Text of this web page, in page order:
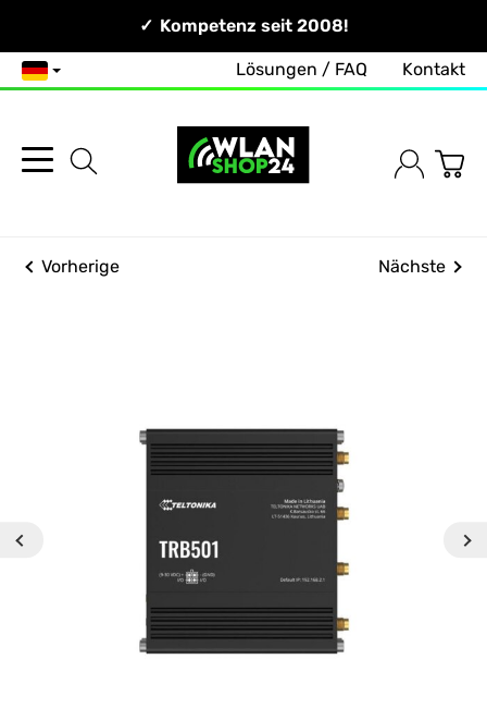
Persönlich & Erreichbar!
Kompetenz seit 2008!
Deutsch Lösungen / FAQ Kontakt
Vorherige Nächste